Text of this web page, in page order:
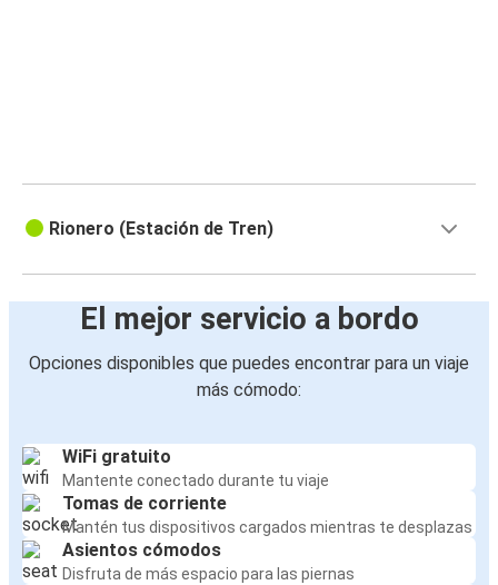
Rionero (Estación de Tren)
El mejor servicio a bordo
Opciones disponibles que puedes encontrar para un viaje
más cómodo:
WiFi gratuito
Mantente conectado durante tu viaje
Tomas de corriente
Mantén tus dispositivos cargados mientras te desplazas
Asientos cómodos
Disfruta de más espacio para las piernas